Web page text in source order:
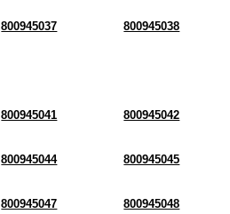
800945037 800945038
800945041 800945042
800945044 800945045
800945047 800945048